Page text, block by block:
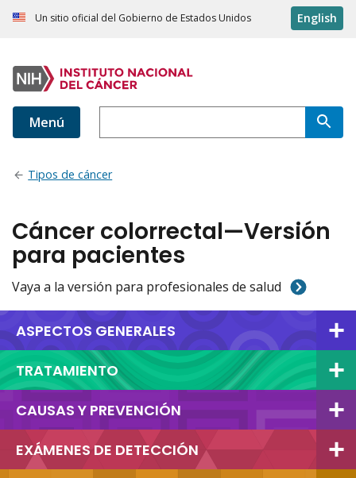
Un sitio oficial del Gobierno de Estados Unidos English
Menú
Tipos de cáncer
Cáncer colorrectal—Versión
para pacientes
Vaya a la versión para profesionales de salud
ASPECTOS GENERALES
TRATAMIENTO
CAUSAS Y PREVENCIÓN
EXÁMENES DE DETECCIÓN